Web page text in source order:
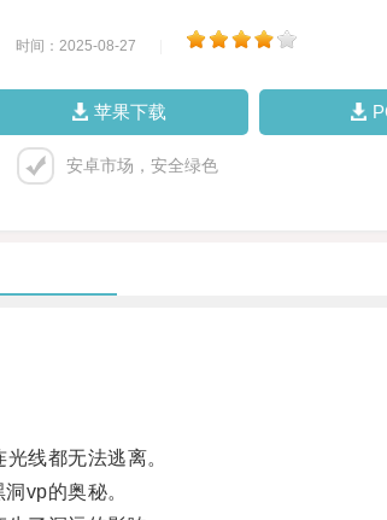
时间：2025-08-27
苹果下载
安卓市场，安全绿色
线都无法逃离。
vp的奥秘。